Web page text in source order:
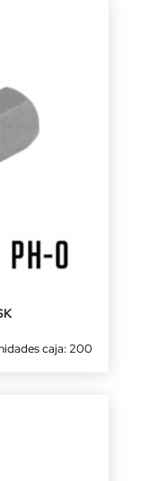
caja: 200